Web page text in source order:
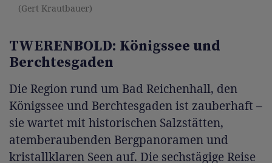
(Gert Krautbauer)
TWERENBOLD: Königssee und
Berchtesgaden
Die Region rund um Bad Reichenhall, den
Königssee und Berchtesgaden ist zauberhaft –
sie wartet mit historischen Salzstätten,
atemberaubenden Bergpanoramen und
kristallklaren Seen auf. Die sechstägige Reise